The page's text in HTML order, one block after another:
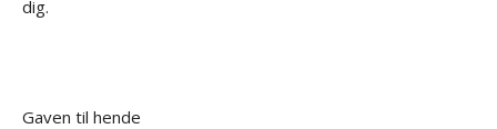
dig.
Gaven til hende